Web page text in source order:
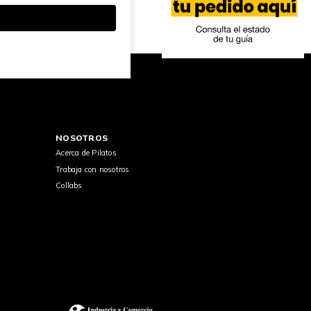
NOSOTROS
Acerca de Pilatos
Trabaja con nosotros
Collabs